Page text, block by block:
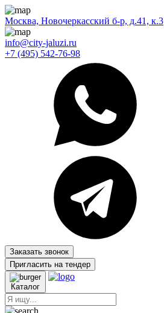
Москва, Новочеркасский б-р, д.41, к.3
info@city-jaluzi.ru
+7 (495) 542-76-98
Заказать звонок
Пригласить на тендер
Каталог